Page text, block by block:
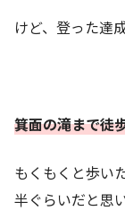
けど、登った達
箕面の滝まで徒
もくもくと歩い
半ぐらいだと思